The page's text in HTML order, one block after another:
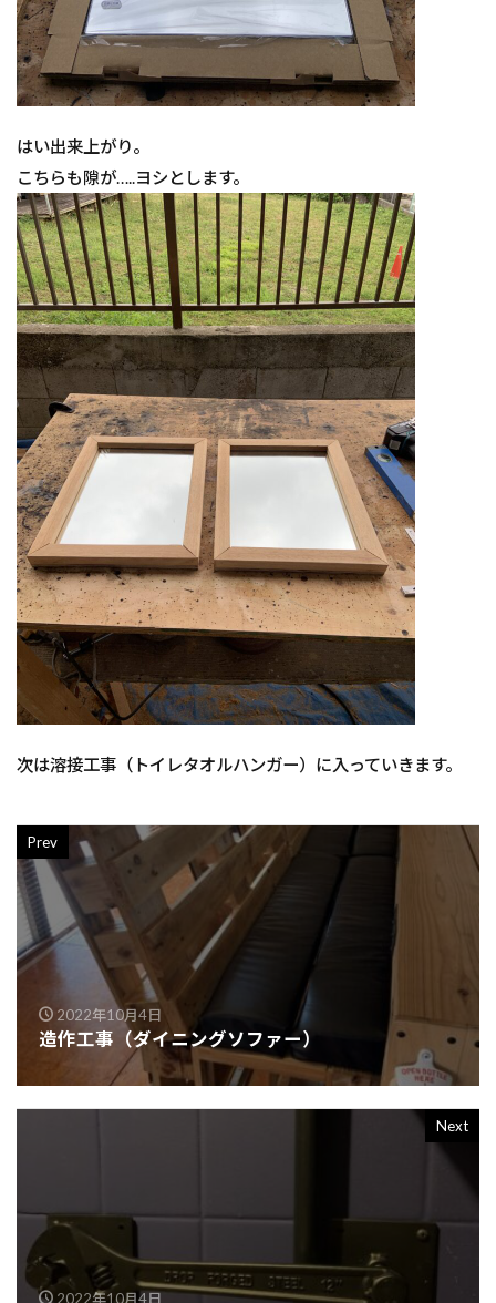
はい出来上がり。
こちらも隙が…..ヨシとします。
次は溶接工事（トイレタオルハンガー）に入っていきます。
Prev
2022年10月4日
造作工事（ダイニングソファー）
Next
2022年10月4日